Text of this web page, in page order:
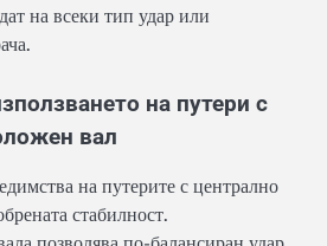
на всеки тип удар или
на путери с
вал
на путерите с централно
стабилност.